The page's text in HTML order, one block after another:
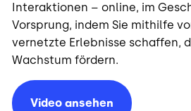
Interaktionen – online, im
Vorsprung, indem Sie mithilfe
vernetzte Erlebnisse schaffen,
Wachstum fördern.
Video ansehen